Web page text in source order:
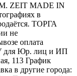
ZEIT MADE IN
в
ТОРГА
не
оплата
для Юр. лиц и ИП
113 График
в другие города: